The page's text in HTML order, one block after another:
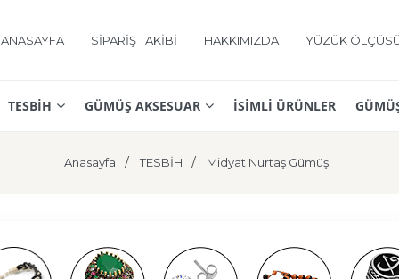
ANASAYFA SİPARİŞ TAKİBİ HAKKIMIZDA YÜZÜK
TESBİH GÜMÜŞ AKSESUAR İSİMLİ ÜRÜNLER
Anasayfa TESBİH Midyat Nurtaş Gümüş